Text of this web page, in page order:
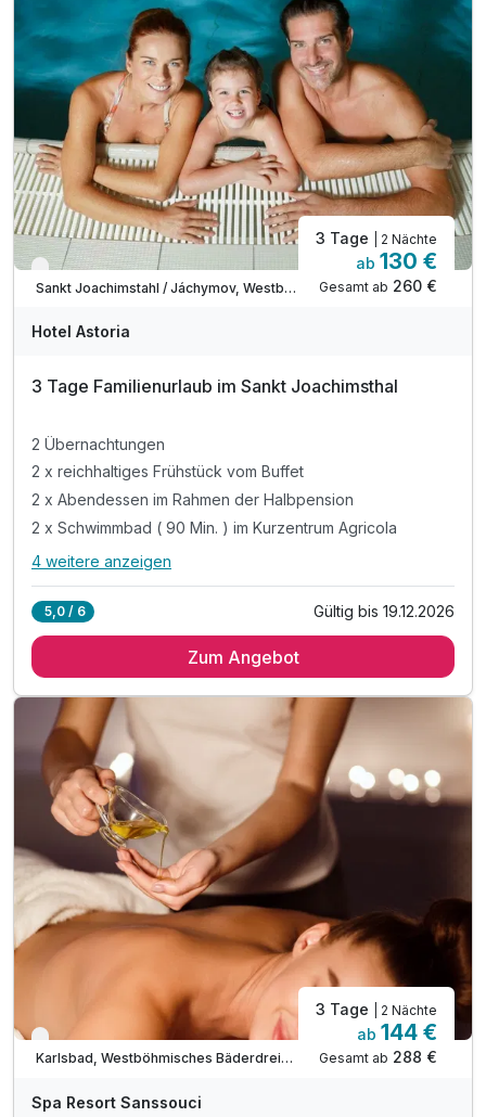
1 x 10% Rabatt auf zusätzlich gebuchte Wellness-
Anwendungen im Hotel
kuscheliger Leih-Bademantel und Hausschuhe für den
Aufenthalt
W-LAN Nutzung im Hotel
Verfügbar bis Dezember
Sankt Joachimstahl / Jáchymov, Westböhmisches Bäderdreieck
3 Tage | 2 Nächte
ab 130 €
Gesamt ab 260 €
Hotel Astoria
3 Tage Familienurlaub im Sankt Joachimsthal
2 Übernachtungen
2 x reichhaltiges Frühstück vom Buffet
2 x Abendessen im Rahmen der Halbpension
2 x Schwimmbad ( 90 Min. ) im Kurzentrum Agricola
Alle Inklusivleistungen
2 x reichhaltiges Frühstück vom Buffet
2 x Schwimmbad ( 90 Min. ) im Kurzentrum Agricola
1 x Salzgrotte ( 45 Min.) im Kurzentrum Agricola*
inkl.Verleih von Nordic-Walking-Stöcken
inkl. Fahrradraum und Skidepot
inkl. WLAN Nutzung im Hotel
4 weitere anzeigen
5,0 / 6 Gültig bis 19.12.2026
Zum Angebot
Verfügbar bis Dezember
Karlsbad, Westböhmisches Bäderdreieck
3 Tage | 2 Nächte
ab 144 €
Gesamt ab 288 €
Spa Resort Sanssouci